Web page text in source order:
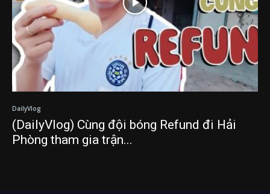
DailyVlog
(DailyVlog) Cùng đội bóng Refund đi Hải
Phòng tham gia trận...